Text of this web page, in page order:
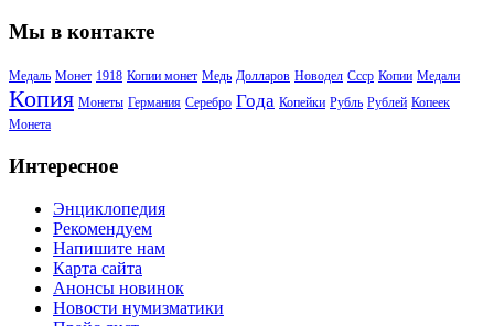
Мы в контакте
Медаль Монет 1918 Копии монет Медь Долларов Новодел Ссср Копии Медали
Копия Монеты Германия Серебро Года Копейки Рубль Рублей Копеек
Монета
Интересное
Энциклопедия
Рекомендуем
Напишите нам
Карта сайта
Анонсы новинок
Новости нумизматики